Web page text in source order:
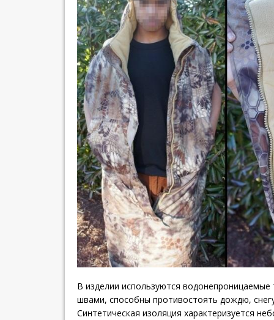
В изделии используются водонепроницаемые
швами, способны противостоять дождю,
Синтетическая изоляция характеризуется